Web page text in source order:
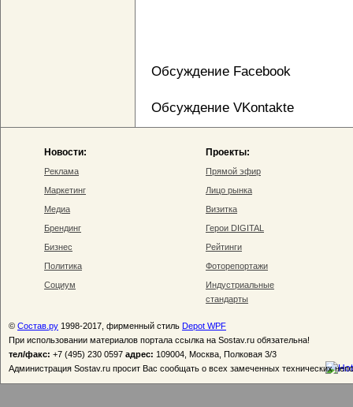
Обсуждение Facebook
Обсуждение VKontakte
Новости:
Реклама
Маркетинг
Медиа
Брендинг
Бизнес
Политика
Социум
Проекты:
Прямой эфир
Лицо рынка
Визитка
Герои DIGITAL
Рейтинги
Фоторепортажи
Индустриальные
стандарты
© Состав.ру 1998-2017, фирменный стиль Depot WPF
При использовании материалов портала ссылка на Sostav.ru обязательна!
тел/факс: +7 (495) 230 0597 адрес: 109004, Москва, Полковая 3/3
Администрация Sostav.ru просит Вас сообщать о всех замеченных технических